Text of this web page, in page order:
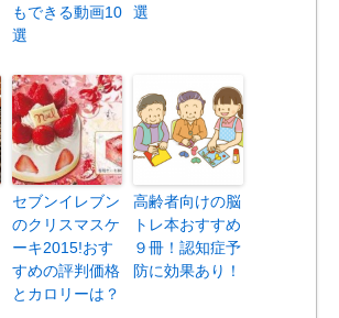
もできる動画10
選
選
セブンイレブン
のクリスマスケ
ーキ2015!おす
すめの評判価格
とカロリーは？
高齢者向けの脳
トレ本おすすめ
９冊！認知症予
防に効果あり！